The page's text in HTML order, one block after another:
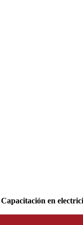
Capacitación en